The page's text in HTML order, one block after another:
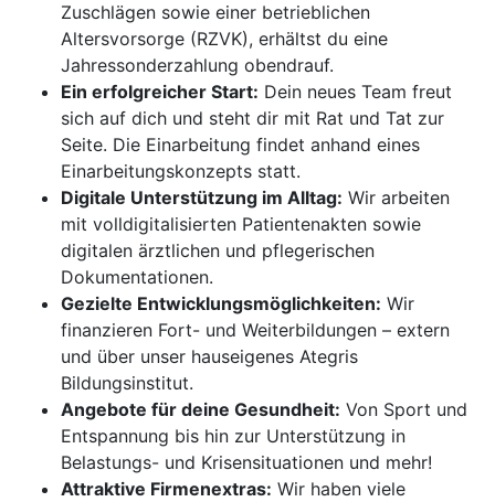
Zuschlägen sowie einer betrieblichen
Altersvorsorge (RZVK), erhältst du eine
Jahressonderzahlung obendrauf.
Ein erfolgreicher Start: Dein neues Team freut
sich auf dich und steht dir mit Rat und Tat zur
Seite. Die Einarbeitung findet anhand eines
Einarbeitungskonzepts statt.
Digitale Unterstützung im Alltag: Wir arbeiten
mit volldigitalisierten Patientenakten sowie
digitalen ärztlichen und pflegerischen
Dokumentationen.
Gezielte Entwicklungsmöglichkeiten: Wir
finanzieren Fort- und Weiterbildungen – extern
und über unser hauseigenes Ategris
Bildungsinstitut.
Angebote für deine Gesundheit: Von Sport und
Entspannung bis hin zur Unterstützung in
Belastungs- und Krisensituationen und mehr!
Attraktive Firmenextras: Wir haben viele